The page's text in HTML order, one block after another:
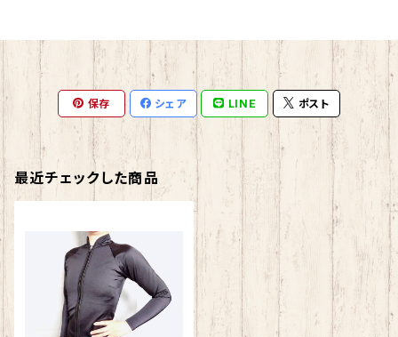
保存 シェア LINE ポスト
最近チェックした商品